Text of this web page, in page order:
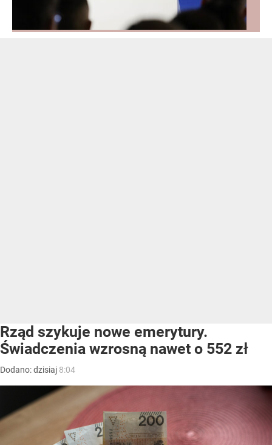
Rząd szykuje nowe emerytury.
Świadczenia wzrosną nawet o 552 zł
Dodano:dzisiaj 8:04